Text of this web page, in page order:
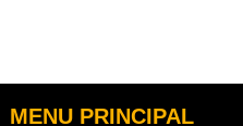
MENU PRINCIPAL